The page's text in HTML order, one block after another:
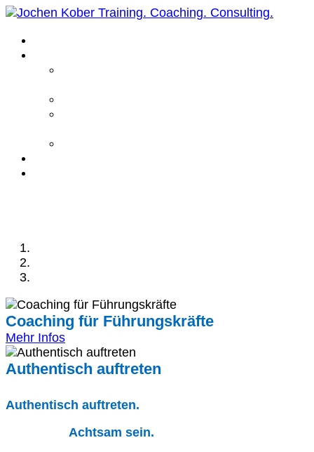
Coaching für Führungskräfte
Mehr Infos
Authentisch auftreten
Authentisch auftreten.
Achtsam sein.